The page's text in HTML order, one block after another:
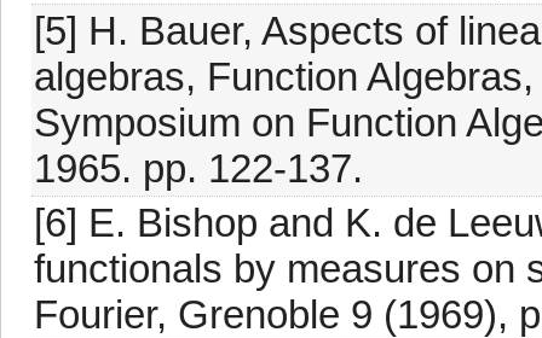
[5] H. Bauer, Aspects of
algebras, Function
Symposium on Function
1965. pp. 122-137.
[6] E. Bishop and K. de
functionals by measures on
Fourier, Grenoble 9 (1969),